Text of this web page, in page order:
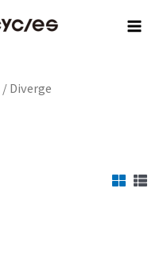
/ Diverge